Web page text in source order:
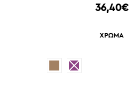
36,40€
ΧΡΩΜΑ